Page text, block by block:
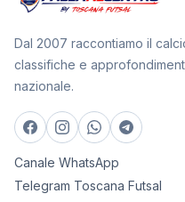
Dal 2007 raccontiamo il
classifiche e
nazionale.
Canale WhatsApp
Telegram Toscana Futsal